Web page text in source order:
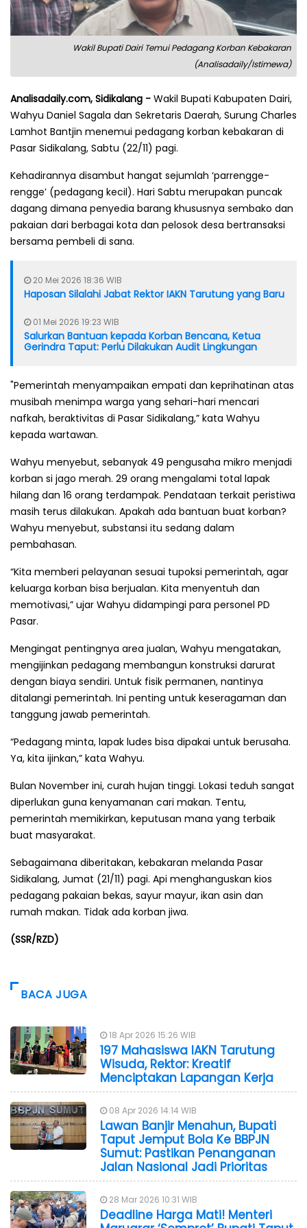
Wakil Bupati Dairi Temui Pedagang Korban Kebakaran
(Analisadaily/Istimewa)
Analisadaily.com, Sidikalang - Wakil Bupati Kabupaten Dairi,
Wahyu Daniel Sagala dan Sekretaris Daerah, Surung Charles
Lamhot Bantjin menemui pedagang korban kebakaran di
Pasar Sidikalang, Sabtu (22/11) pagi.
Kehadirannya disambut hangat sejumlah ‘parrengge-
rengge’ (pedagang kecil). Hari Sabtu merupakan puncak
dagang dimana penyedia barang khususnya sembako dan
pakaian dari berbagai kota dan pelosok desa bertransaksi
bersama pembeli di sana.
20 Mei 2026 18:36 WIB
Haposan Silalahi Jabat Rektor IAKN Tarutung yang Baru
01 Mei 2026 19:23 WIB
Salurkan Bantuan kepada Korban Bencana, Ketua
Gerindra Taput: Perlu Dilakukan Audit Lingkungan
"Pemerintah menyampaikan empati dan keprihatinan atas
musibah menimpa warga yang sehari-hari mencari
nafkah, beraktivitas di Pasar Sidikalang,” kata Wahyu
kepada wartawan.
Wahyu menyebut, sebanyak 49 pengusaha mikro menjadi
korban si jago merah. 29 orang mengalami total lapak
hilang dan 16 orang terdampak. Pendataan terkait peristiwa
masih terus dilakukan. Apakah ada bantuan buat korban?
Wahyu menyebut, substansi itu sedang dalam
pembahasan.
“Kita memberi pelayanan sesuai tupoksi pemerintah, agar
keluarga korban bisa berjualan. Kita menyentuh dan
memotivasi,” ujar Wahyu didampingi para personel PD
Pasar.
Mengingat pentingnya area jualan, Wahyu mengatakan,
mengijinkan pedagang membangun konstruksi darurat
dengan biaya sendiri. Untuk fisik permanen, nantinya
ditalangi pemerintah. Ini penting untuk keseragaman dan
tanggung jawab pemerintah.
“Pedagang minta, lapak ludes bisa dipakai untuk berusaha.
Ya, kita ijinkan,” kata Wahyu.
Bulan November ini, curah hujan tinggi. Lokasi teduh sangat
diperlukan guna kenyamanan cari makan. Tentu,
pemerintah memikirkan, keputusan mana yang terbaik
buat masyarakat.
Sebagaimana diberitakan, kebakaran melanda Pasar
Sidikalang, Jumat (21/11) pagi. Api menghanguskan kios
pedagang pakaian bekas, sayur mayur, ikan asin dan
rumah makan. Tidak ada korban jiwa.
(SSR/RZD)
BACA JUGA
18 Apr 2026 15:26 WIB
197 Mahasiswa IAKN Tarutung
Wisuda, Rektor: Kreatif
Menciptakan Lapangan Kerja
08 Apr 2026 14:14 WIB
Lawan Banjir Menahun, Bupati
Taput Jemput Bola Ke BBPJN
Sumut: Pastikan Penanganan
Jalan Nasional Jadi Prioritas
28 Mar 2026 10:31 WIB
Deadline Harga Mati! Menteri